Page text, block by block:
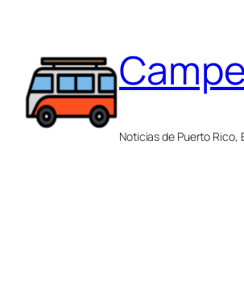
contenido
Noticias de Puerto Rico,